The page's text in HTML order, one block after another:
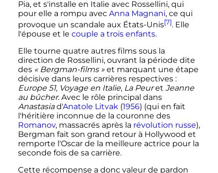
Pia, et s'installe en Italie avec Rossellini, qui
pour elle a rompu avec Anna Magnani, ce qui
provoque un scandale aux États-Unis[7]. Elle
l'épouse et le couple a trois enfants.
Elle tourne quatre autres films sous la
direction de Rossellini, ouvrant la période dite
des « Bergman-films »et marquant une étape
décisive dans leurs carrières respectives :
Europe 51, Voyage en Italie, La Peuret Jeanne
au bûcher. Avec le rôle principal dans
Anastasiad'Anatole Litvak(1956) (qui en fait
l'héritière inconnue de la couronne des
Romanov, massacrés après la révolution russe),
Bergman fait son grand retour à Hollywood et
remporte l'Oscar de la meilleure actrice pour la
seconde fois de sa carrière.
Cette récompense a donc valeur de pardon